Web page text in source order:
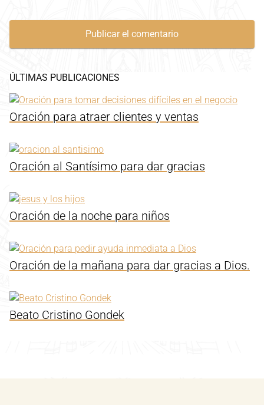
ÚLTIMAS PUBLICACIONES
Oración para atraer clientes y ventas
Oración al Santísimo para dar gracias
Oración de la noche para niños
Oración de la mañana para dar gracias a Dios.
Beato Cristino Gondek